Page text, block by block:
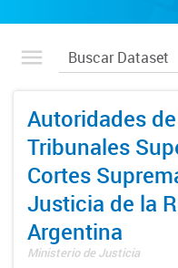
Autoridades
Tribunales
Cortes
Justicia de la
Argentina
Ministerio de Justicia